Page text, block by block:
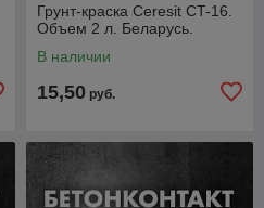
Грунт-краска Ceresit CT-16.
Объем 2 л. Беларусь.
В наличии
15,50 руб.